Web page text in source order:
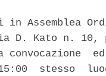
in Assemblea
D. Kato n.
stesso